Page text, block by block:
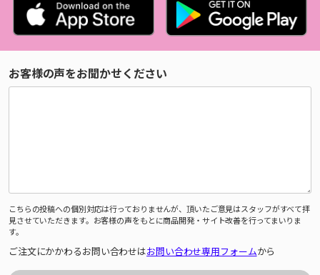
お客様の声をお聞かせください
こちらの投稿への個別対応は行っておりませんが、頂いたご意見はスタッフがすべて拝
見させていただきます。お客様の声をもとに商品開発・サイト改善を行ってまいりま
す。
ご注文にかかわるお問い合わせはお問い合わせ専用フォームから